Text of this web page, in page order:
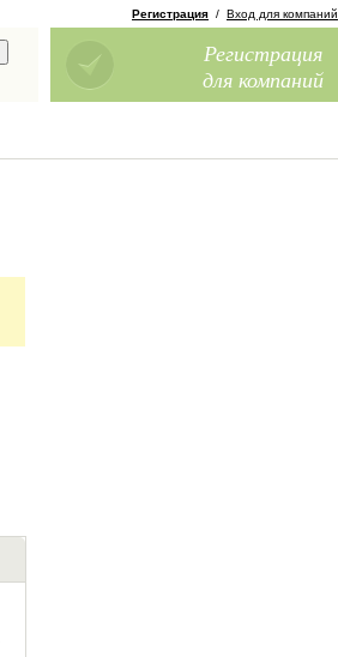
Регистрация / Вход для компаний
Регистрация
для компаний